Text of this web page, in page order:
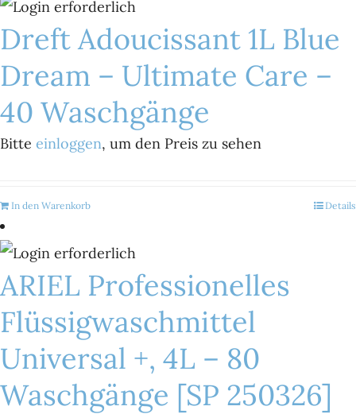
Dreft Adoucissant 1L Blue
Dream – Ultimate Care –
40 Waschgänge
Bitte einloggen, um den Preis zu sehen
In den Warenkorb Details
ARIEL Professionelles
Flüssigwaschmittel
Universal +, 4L – 80
Waschgänge [SP 250326]